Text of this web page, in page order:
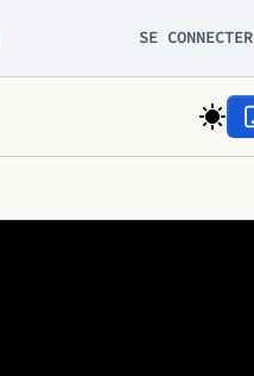
SE CONNECTER